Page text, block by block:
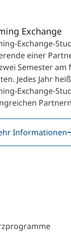
An über 300
Study
Micro Degrees
Micro
Masterclasses
Management-
Exchange
Exchange-
einer
Semester am
Jedes Jahr
Exchange-
Informationen